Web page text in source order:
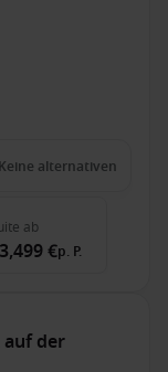
Keine alternativen
ab
€p. P.
auf der